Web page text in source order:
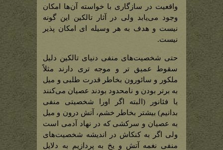
واقعیت در سازگاری با خواسته آن‌ها امکان
وجود می‌یابد ولی در آثار تالکین این گونه
نیست و هدف به هر وسیله ای امکان پذیر
نیست.
حتی شخصیت‌های منفی دنیای تالکین دلیل
سقوط عمیق تر و موجه تری دارند مثلاً
ملکور و سائورون بخاطر قدرت طلبی و میل
به برتر بودن و نامحدود بودند عصیان می‌کنند
یا فئانور (البته اگر اورا شخصیتی منفی
بدانیم) بیشتر بخاطر خشم، آتش درون و میل
به عصیان و سرکشی که در نهاد آدمی است
ولی اگر به کنکاش در اندیشه شخصیت‌های
منفی نغمه آتش و یخ به پردازیم به دلایل